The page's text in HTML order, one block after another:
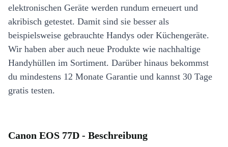
elektronischen Geräte werden rundum erneuert und
akribisch getestet. Damit sind sie besser als
beispielsweise gebrauchte Handys oder Küchengeräte.
Wir haben aber auch neue Produkte wie nachhaltige
Handyhüllen im Sortiment. Darüber hinaus bekommst
du mindestens 12 Monate Garantie und kannst 30 Tage
gratis testen.
Canon EOS 77D - Beschreibung